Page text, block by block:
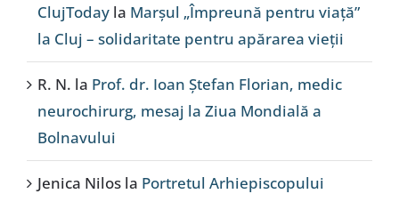
ClujToday la Marșul „Împreună pentru viață”
la Cluj – solidaritate pentru apărarea vieții
R. N. la Prof. dr. Ioan Ștefan Florian, medic
neurochirurg, mesaj la Ziua Mondială a
Bolnavului
Jenica Nilos la Portretul Arhiepiscopului